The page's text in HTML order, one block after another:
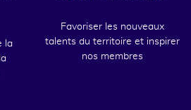
la
Favoriser les nouveaux
talents du territoire et inspirer
nos membres